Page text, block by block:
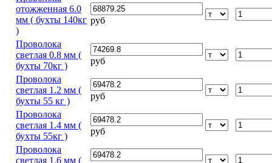
отожженная 6.0
мм ( бухты 140кг
)
руб
Проволока
светлая 0.8 мм (
бухты 70кг )
руб
Проволока
светлая 1.2 мм (
бухты 55 кг )
руб
Проволока
светлая 1.4 мм (
бухты 55кг )
руб
Проволока
светлая 1.6 мм (